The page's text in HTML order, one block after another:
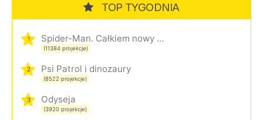
TOP TYGODNIA
1 Spider-Man. Całkiem nowy dzień
(11384 projekcje)
2 Psi Patrol i dinozaury
(8522 projekcje)
3 Odyseja
(3920 projekcje)